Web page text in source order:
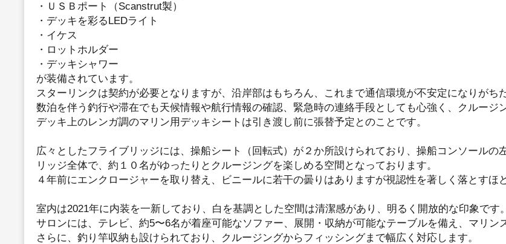
・ＵＳＢポート（Scanstrut製）
・デッキを彩るLEDライト
・イケス
・ロットホルダー
・デッキシャワー
が装備されています。
スターリンクは契約が必要となりますが、沿岸部はもちろん、これまで通信環境が不安定になりがち
数泊を伴う釣行や滞在でも天候情報や航行情報の確認、緊急時の連絡手段としても心強く、クルージ
デッキ上のレンガ調のマリン用デッキシートは引き渡し前に張替予定とのことです。
広々としたフライブリッジには、操船シート（回転式）が２か所設けられており、操船コンソール
リッジ全体で、約１０名がゆったりとクルージングを楽しめる空間となっております。
４年前にエンクロージャーを取り替え、ビニールに若干の曇りはありますが視認性を著しく落とすほ
室内は2021年に内装を一新しており、白を基調とした空間は清潔感があり、明るく開放的な印象です。
サロンには、テレビ、約5〜6名が着座可能なソファー、展開・収納が可能なテーブルを備え、マリン
さらに、釣り竿収納も設けられており、クルージングからフィッシングまで幅広く対応します。